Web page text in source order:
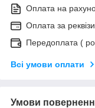
Оплата на
Оплата за
Передоплата (
Всі умови оплати
Умови